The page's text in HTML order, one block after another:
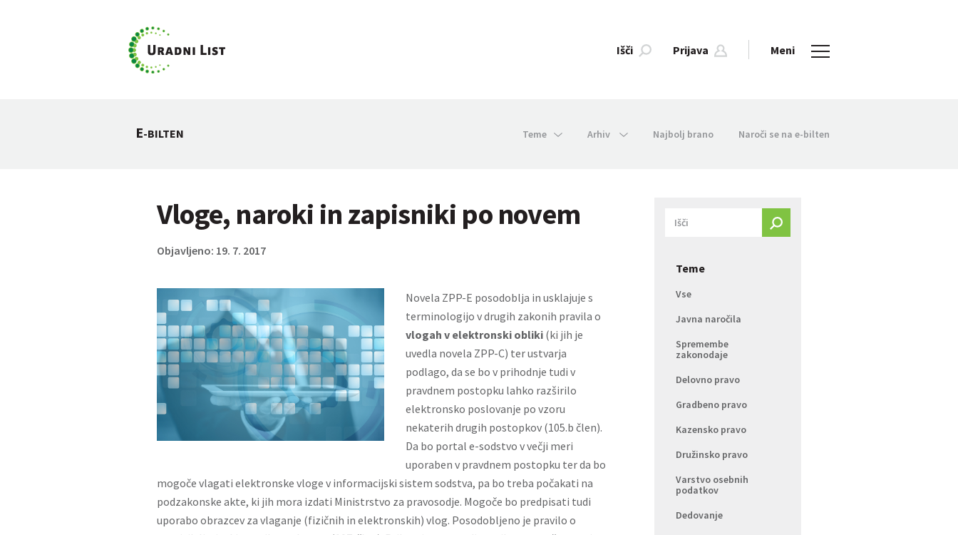
Išči Prijava Meni
E-BILTEN Teme Arhiv Najbolj brano Naroči se na e-bilten
Vloge, naroki in zapisniki po novem
Objavljeno: 19. 7. 2017
Novela ZPP-E posodoblja in usklajuje s
terminologijo v drugih zakonih pravila o
vlogah v elektronski obliki (ki jih je
uvedla novela ZPP-C) ter ustvarja
podlago, da se bo v prihodnje tudi v
pravdnem postopku lahko razširilo
elektronsko poslovanje po vzoru
nekaterih drugih postopkov (105.b člen).
Da bo portal e-sodstvo v večji meri
uporaben v pravdnem postopku ter da bo
mogoče vlagati elektronske vloge v informacijski sistem sodstva, pa bo treba počakati na
podzakonske akte, ki jih mora izdati Ministrstvo za pravosodje. Mogoče bo predpisati tudi
uporabo obrazcev za vlaganje (fizičnih in elektronskih) vlog. Posodobljeno je pravilo o
Teme
Vse
Javna naročila
Spremembe
zakonodaje
Delovno pravo
Gradbeno pravo
Kazensko pravo
Družinsko pravo
Varstvo osebnih
podatkov
Dedovanje